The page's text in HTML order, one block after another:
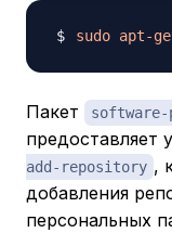
sudo apt-
Пакет software-
предоставляет
add-repository ,
добавления
персональных